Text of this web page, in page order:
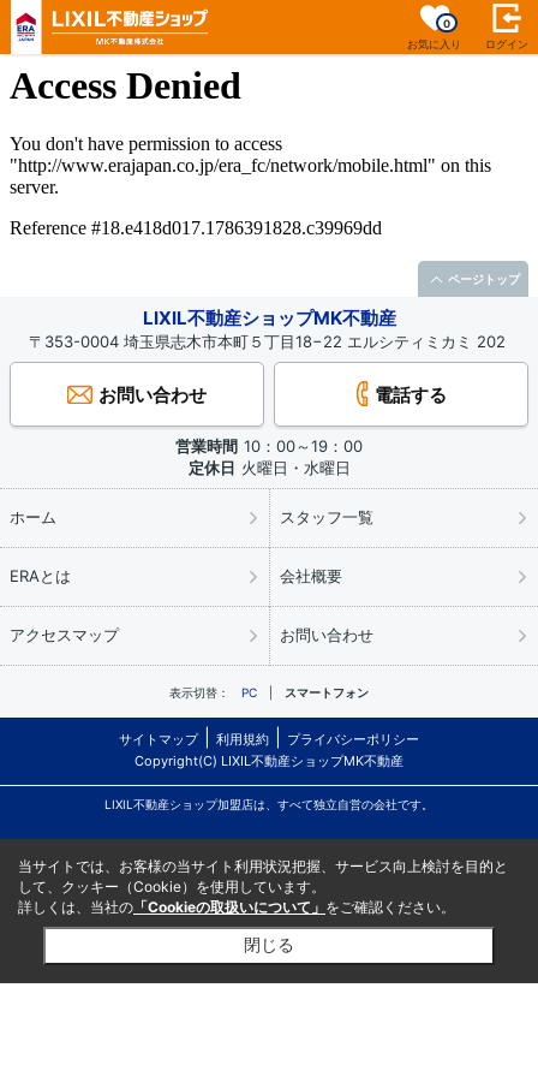
お気に入り
0
ログイン
LIXIL不動産ショップMK不動産
〒353-0004 埼玉県志木市本町５丁目18−22 エルシティミカミ 202
お問い合わせ 電話する
営業時間 10：00～19：00
定休日 火曜日・水曜日
ホーム スタッフ一覧
ERAとは 会社概要
アクセスマップ お問い合わせ
表示切替： PC スマートフォン
サイトマップ 利用規約
プライバシーポリシー
Copyright(C) LIXIL不動産ショップMK不動産
LIXIL不動産ショップ加盟店は、すべて独立自営の会社です。
ページトップ
当サイトでは、お客様の当サイト利用状況把握、サービス向上検討を目的と
して、クッキー（Cookie）を使用しています。
詳しくは、当社の 「Cookieの取扱いについて」 をご確認ください。
閉じる